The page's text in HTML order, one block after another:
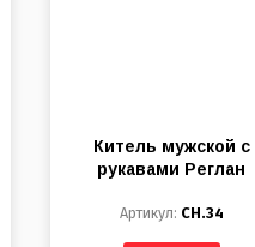
Китель мужской с
рукавами Реглан
CH.34